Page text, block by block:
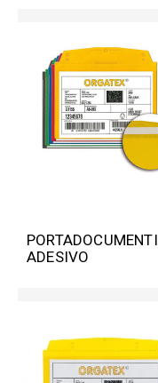
PORTADOCUMENTI
ADESIVO